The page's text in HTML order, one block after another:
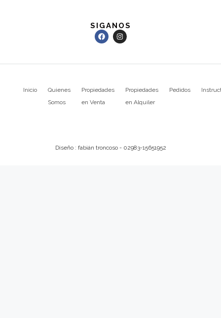
SIGANOS
Inicio
Quienes
Somos
Propiedades
en Venta
Propiedades
en Alquiler
Pedidos
Diseño : fabián troncoso - 02983-15651952